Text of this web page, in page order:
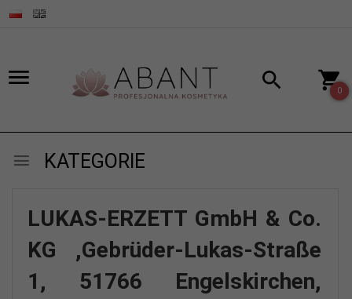
0
KATEGORIE
LUKAS-ERZETT GmbH & Co.
KG ,Gebrüder-Lukas-Straße
1, 51766 Engelskirchen,